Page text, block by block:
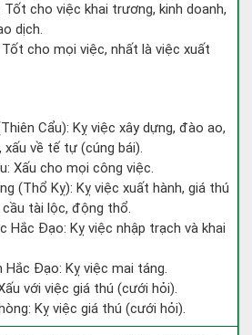
Tốt cho việc khai trương, kinh doanh,
dịch.
Tốt cho mọi việc, nhất là việc xuất
Cẩu): Kỵ việc xây dựng, đào ao,
xấu về tế tự (cúng bái).
Xấu cho mọi công việc.
(Thổ Kỵ): Kỵ việc xuất hành, giá thú
tài lộc, động thổ.
Hắc Đạo: Kỵ việc nhập trạch và khai
Hắc Đạo: Kỵ việc mai táng.
với việc giá thú (cưới hỏi).
Kỵ việc giá thú (cưới hỏi).